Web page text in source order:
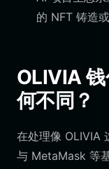
的 NFT 铸造
OLIVIA
何不同？
在处理像 OLIVIA
与 MetaMask 等